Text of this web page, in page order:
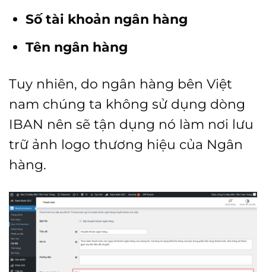
Số tài khoản ngân hàng
Tên ngân hàng
Tuy nhiên, do ngân hàng bên Việt
nam chúng ta không sử dụng dòng
IBAN nên sẽ tận dụng nó làm nơi lưu
trữ ảnh logo thương hiệu của Ngân
hàng.